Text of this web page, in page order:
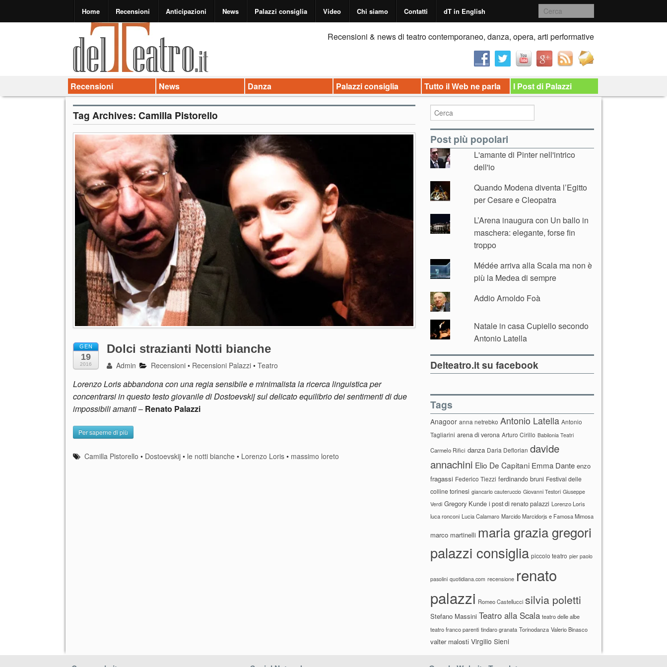
Home Recensioni Anticipazioni News Palazzi consiglia Video Chi siamo Contatti dT in English
Recensioni & news di teatro contemporaneo, danza, opera, arti performative
Recensioni News Danza Palazzi consiglia Tutto il Web ne parla I Post di Palazzi
Tag Archives: Camilla Pistorello
GEN
19
2016
Dolci strazianti Notti bianche
Admin Recensioni • Recensioni Palazzi •Teatro
Lorenzo Loris abbandona con una regia sensibile e minimalista la ricerca linguistica per
concentrarsi in questo testo giovanile di Dostoevskij sul delicato equilibrio dei sentimenti di due
impossibili amanti– Renato Palazzi
Per saperne di più
Camilla Pistorello • Dostoevskij • le notti bianche • Lorenzo Loris • massimo loreto
Post più popolari
L'amante di Pinter nell'intrico
dell'io
Quando Modena diventa l’Egitto
per Cesare e Cleopatra
L’Arena inaugura con Un ballo in
maschera: elegante, forse fin
troppo
Médée arriva alla Scala ma non è
più la Medea di sempre
Addio Arnoldo Foà
Natale in casa Cupiello secondo
Antonio Latella
Delteatro.it su facebook
Tags
Anagoor anna netrebko Antonio Latella Antonio
Tagliarini arena di verona Arturo Cirillo Babilonia Teatri
Carmelo Rifici danza Daria Deflorian davide
annachini Elio De Capitani Emma Dante enzo
fragassi Federico Tiezzi ferdinando bruni Festival delle
colline torinesi giancarlo cauteruccio Giovanni Testori Giuseppe
Verdi Gregory Kunde i post di renato palazzi Lorenzo Loris
luca ronconi Lucia Calamaro Marcido Marcidorjs e Famosa Mimosa
marco martinelli maria grazia gregori
palazzi consiglia piccolo teatro pier paolo
pasolini quotidiana.com recensione renato
palazzi Romeo Castellucci silvia poletti
Stefano Massini Teatro alla Scala teatro delle albe
teatro franco parenti tindaro granata Torinodanza Valerio Binasco
valter malosti Virgilio Sieni